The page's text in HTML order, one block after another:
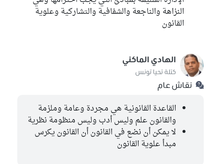
النزاهة والناجعة والشفافية والتشاركية وعلوية
القانون
الهادي الماكني
كتلة تحيا تونس
نقاش عام
القاعدة القانونية هي مجردة وعامة وملزمة
والقانون علم وليس أدب وليس منظومة نظرية
لا يمكن أن نضع في القانون أن القانون يكرس
مبدأ علوية القانون